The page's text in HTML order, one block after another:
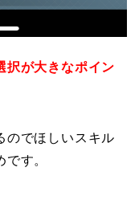
択が大きなポイン
のでほしいスキル
す。